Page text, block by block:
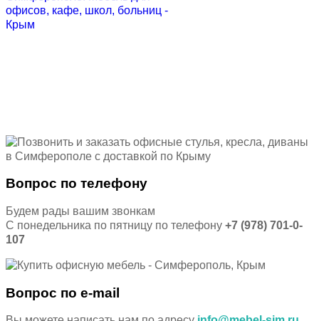
Вопрос по телефону
Будем рады вашим звонкам
С понедельника по пятницу по телефону +7 (978) 701-0-
107
Вопрос по e-mail